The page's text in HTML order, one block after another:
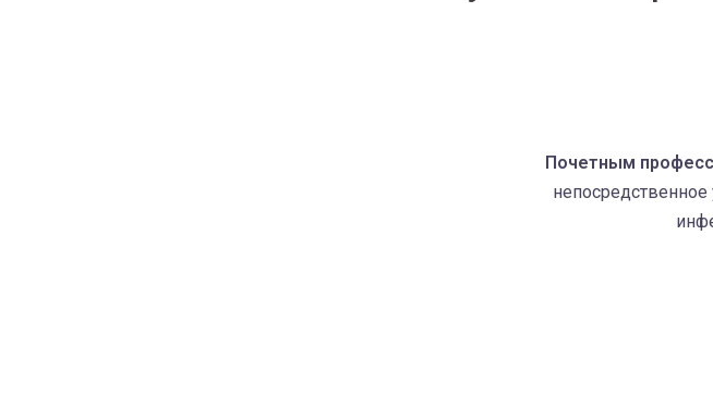
Почетным